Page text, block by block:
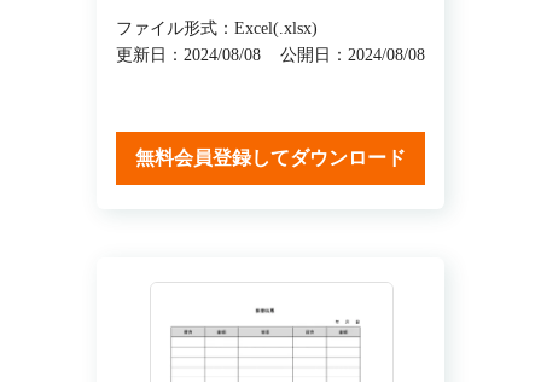
ファイル形式：Excel(.xlsx)
更新日：2024/08/08
公開日：2024/08/08
無料会員登録してダウンロード